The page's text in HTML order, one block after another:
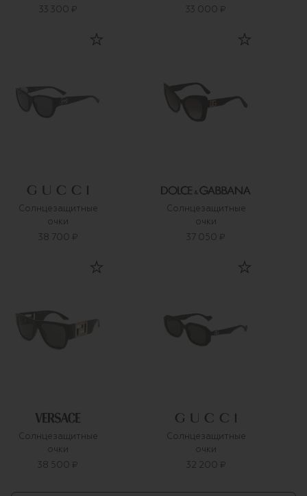
33 300 ₽
33 000 ₽
Солнцезащитные
очки
38 700 ₽
Солнцезащитные
очки
37 050 ₽
Солнцезащитные
очки
38 500 ₽
Солнцезащитные
очки
32 200 ₽